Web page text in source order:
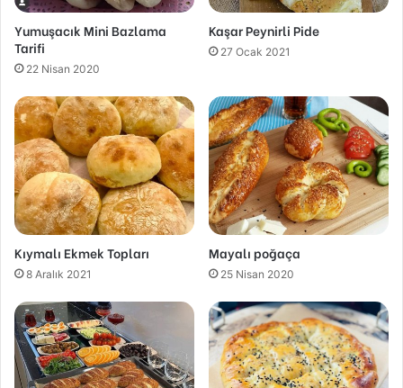
Yumuşacık Mini Bazlama
Tarifi
22 Nisan 2020
Kaşar Peynirli Pide
27 Ocak 2021
Kıymalı Ekmek Topları
8 Aralık 2021
Mayalı poğaça
25 Nisan 2020